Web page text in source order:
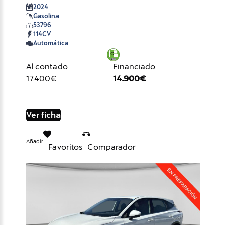
2024
Gasolina
53.796
114CV
Automática
Al contado
17.400€
Financiado
14.900€
Ver ficha
Añadir
Favoritos Comparador